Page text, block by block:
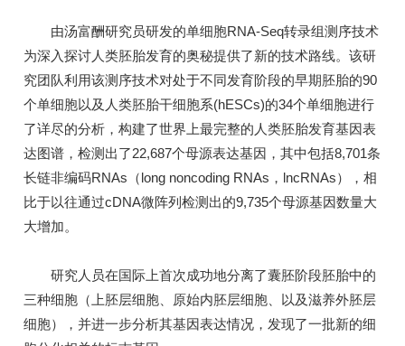
由汤富酬研究员研发的单细胞RNA-Seq转录组测序技术
为深入探讨人类胚胎发育的奥秘提供了新的技术路线。该研
究团队利用该测序技术对处于不同发育阶段的早期胚胎的90
个单细胞以及人类胚胎干细胞系(hESCs)的34个单细胞进行
了详尽的分析，构建了世界上最完整的人类胚胎发育基因表
达图谱，检测出了22,687个母源表达基因，其中包括8,701条
长链非编码RNAs（long noncoding RNAs，lncRNAs），相
比于以往通过cDNA微阵列检测出的9,735个母源基因数量大
大增加。
研究人员在国际上首次成功地分离了囊胚阶段胚胎中的
三种细胞（上胚层细胞、原始内胚层细胞、以及滋养外胚层
细胞），并进一步分析其基因表达情况，发现了一批新的细